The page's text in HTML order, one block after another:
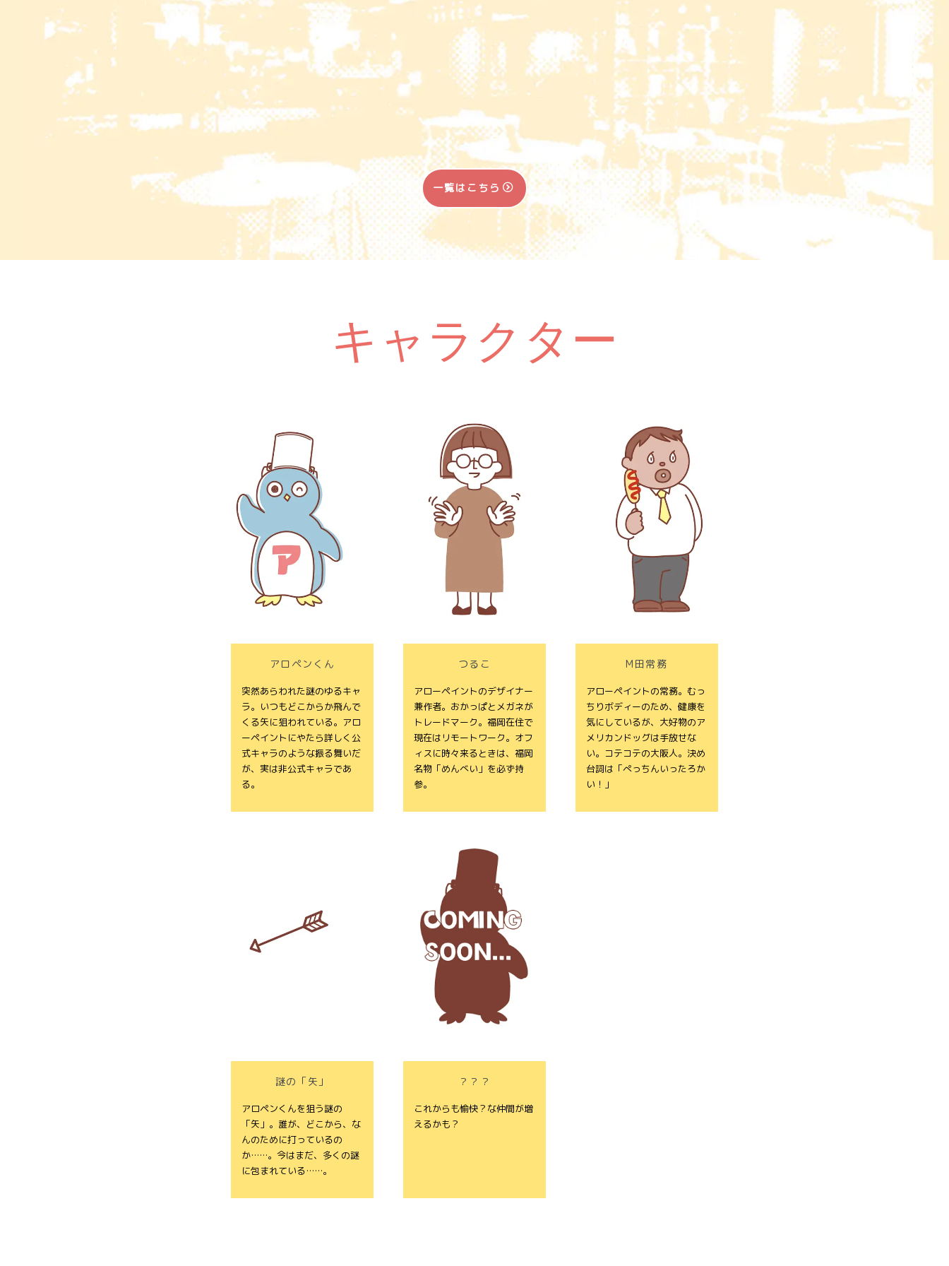
[!% if (image.url!="") { %]
[!% }
%]
一覧はこちら
キャラクター
アロペンくん
突然あらわれた謎のゆるキャ
ラ。いつもどこからか飛んで
くる矢に狙われている。アロ
ーペイントにやたら詳しく公
式キャラのような振る舞いだ
が、実は非公式キャラであ
る。
つるこ
アローペイントのデザイナー
兼作者。おかっぱとメガネが
トレードマーク。福岡在住で
現在はリモートワーク。オフ
ィスに時々来るときは、福岡
名物「めんべい」を必ず持
参。
M田常務
アローペイントの常務。むっ
ちりボディーのため、健康を
気にしているが、大好物のア
メリカンドッグは手放せな
い。コテコテの大阪人。決め
台詞は「ぺっちんいったろか
い！」
謎の「矢」
アロペンくんを狙う謎の
「矢」。誰が、どこから、な
んのために打っているの
か……。今はまだ、多くの謎
に包まれている……。
？？？
これからも愉快？な仲間が増
えるかも？